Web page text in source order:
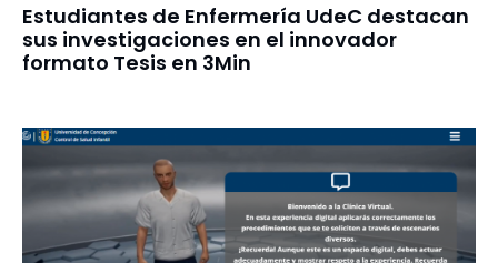
Estudiantes de Enfermería UdeC destacan
sus investigaciones en el innovador
formato Tesis en 3Min